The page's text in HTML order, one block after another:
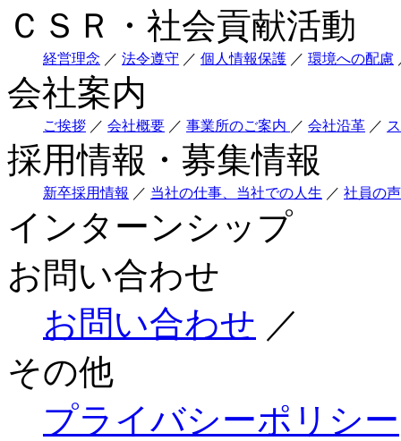
ＣＳＲ・社会貢献活動
経営理念 ／ 法令遵守 ／ 個人情報保護 ／ 環境への配慮
会社案内
ご挨拶 ／ 会社概要 ／ 事業所のご案内 ／ 会社沿革 ／
採用情報・募集情報
新卒採用情報 ／ 当社の仕事、当社での人生 ／ 社員の
インターンシップ
お問い合わせ
お問い合わせ ／
その他
プライバシーポリシー